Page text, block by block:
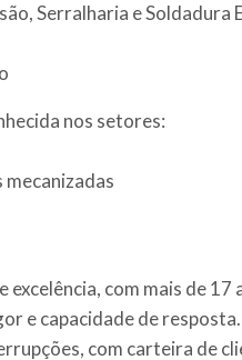
Serralharia e Soldadura
nos setores:
mecanizadas
com mais de 17
e capacidade de resposta.
com carteira de